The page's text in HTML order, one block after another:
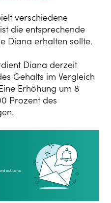
verschiedene
die entsprechende
Diana erhalten sollte.
Diana derzeit
Gehalts im Vergleich
Erhöhung um 8
Prozent des